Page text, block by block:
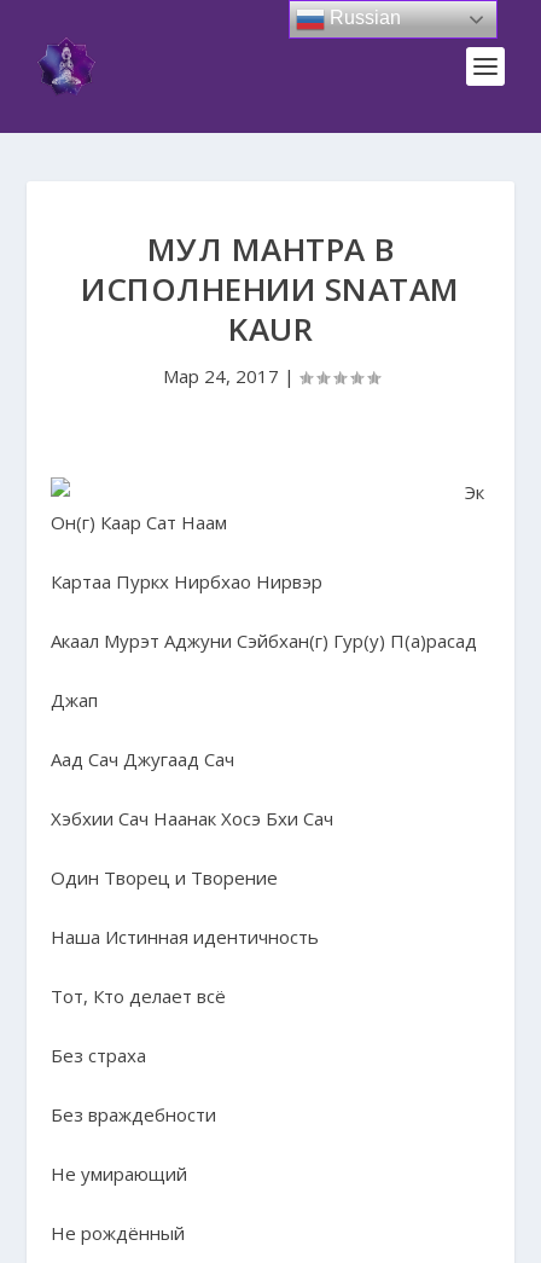
МУЛ МАНТРА В
ИСПОЛНЕНИИ SNATAM
KAUR
Мар 24, 2017 |
Эк
Он(г) Каар Сат Наам
Картаа Пуркх Нирбхао Нирвэр
Акаал Мурэт Аджуни Сэйбхан(г) Гур(у) П(а)расад
Джап
Аад Сач Джугаад Сач
Хэбхии Сач Наанак Хосэ Бхи Сач
Один Творец и Творение
Наша Истинная идентичность
Тот, Кто делает всё
Без страха
Без враждебности
Не умирающий
Не рождённый
Russian